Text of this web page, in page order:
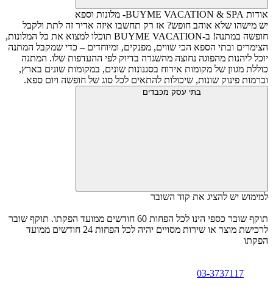
אודות BUYME VACATION & SPA- מלונות וספא
יש מישהו שלא אוהב חופש? אז רק תחשבו איזה אדיר זה לתת ולקבל
חופשה במתנה! ב-BUYME VACATION תוכלו למצוא את כל המלונות,
הצימרים ובתי הספא הכי שווים, מפנקים, ומיוחדים – כדי שמקבל המתנה
יוכל ליהנות מהפוגה נחוצה מהשגרה בדיוק לפי ההעדפות שלו. המתנה
כוללת מגוון של מקומות אירוח בסגנונות שונים, במקומות שונים בארץ,
וברמות פינוק שונות, שיכולות להתאים לכל סוג של חופשה ויום ספא.
בתי עסק מכבדים
למימוש יש להציג את קוד השובר
תוקף שובר כספי הינו לכל הפחות 60 חודשים ממועד הפקתו. תוקף שובר
לרכישת מוצר או שירות מסויים יהיה לכל הפחות 24 חודשים ממועד
הפקתו
03-3737117